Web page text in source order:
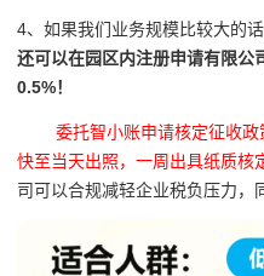
4、如果我们业务规模比较大的话
还可以在园区内注册申请有限公
0.5%！
委托智小账申请核定征收政
快至当天出照，一周出具纸质核
司可以合规减轻企业税负压力，